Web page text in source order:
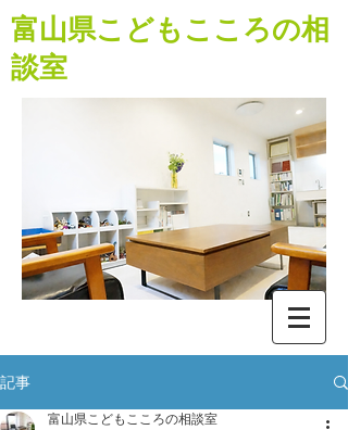
​富山県こどもこころの相
談室
記事
富山県こどもこころの相談室